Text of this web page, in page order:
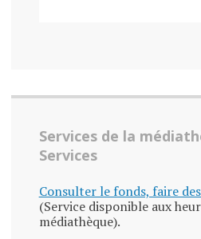
Services de la
Services
Consulter le fonds, faire
(Service disponible aux
médiathèque).